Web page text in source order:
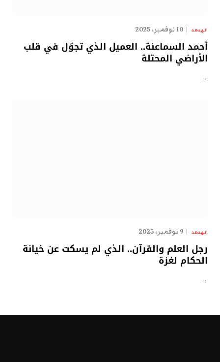
الهدهد 10 نوفمبر، 2025
أحمد السماعنة.. العميل الذي تجوّل في قلب
الأراضي المحتلة
…
الهدهد 9 نوفمبر، 2025
رجل العلم والقرآن.. الذي لم يسكت عن خيانة
الحكام لغزة
…